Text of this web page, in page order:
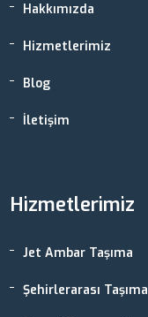
Hakkımızda
Hizmetlerimiz
Blog
İletişim
Hizmetlerimiz
Jet Ambar Taşıma
Şehirlerarası Taşıma